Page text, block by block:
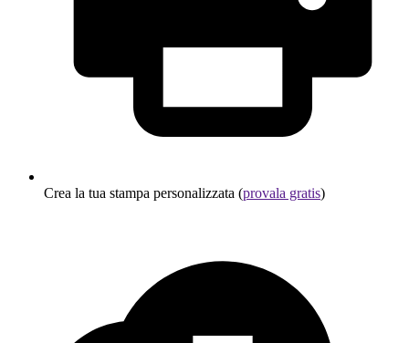
Crea la tua stampa personalizzata (provala gratis)